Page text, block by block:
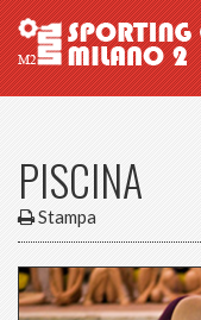
PISCINA
Stampa